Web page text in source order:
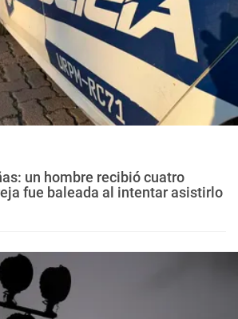
un hombre recibió cuatro
fue baleada al intentar asistirlo